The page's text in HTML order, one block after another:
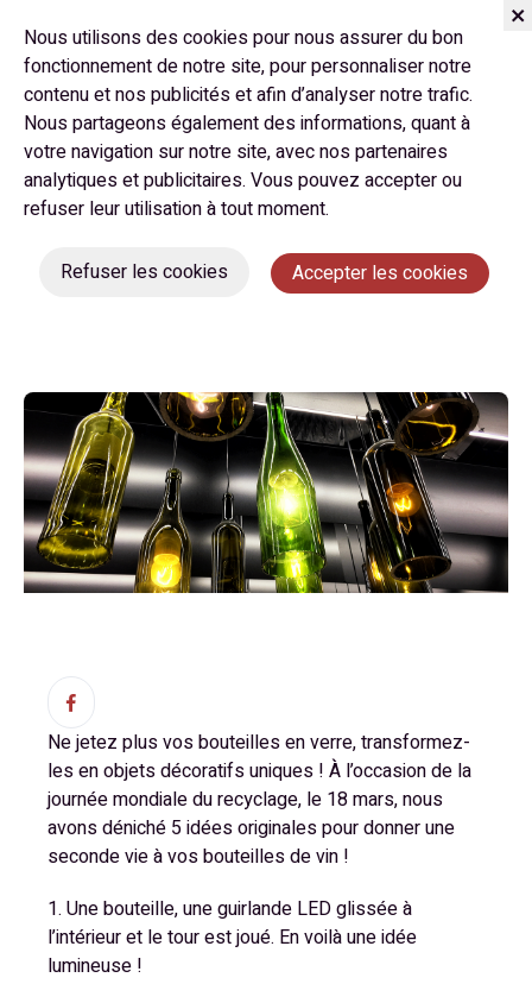
ses bouteilles en verre
Ne jetez plus vos bouteilles en verre, transformez-
les en objets décoratifs uniques ! À l’occasion de la
journée mondiale du recyclage, le 18 mars, nous
avons déniché 5 idées originales pour donner une
seconde vie à vos bouteilles de vin !
1. Une bouteille, une guirlande LED glissée à
l’intérieur et le tour est joué. En voilà une idée
lumineuse !
Nous utilisons des cookies pour nous assurer du bon
fonctionnement de notre site, pour personnaliser notre
contenu et nos publicités et afin d’analyser notre trafic.
Nous partageons également des informations, quant à
votre navigation sur notre site, avec nos partenaires
analytiques et publicitaires. Vous pouvez accepter ou
refuser leur utilisation à tout moment.
Refuser les cookies Accepter les cookies